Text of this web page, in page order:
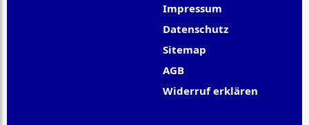
Impressum
Datenschutz
Sitemap
AGB
Widerruf erklären